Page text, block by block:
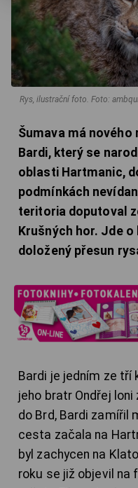
Rys, ilustrační foto. Foto:
Šumava má
Bardi, který se
oblasti Hartmanic,
podmínkách
teritoria doputoval
Krušných hor. Jde
doložený přesun
Bardi je jedním ze
jeho bratr Ondřej
do Brd, Bardi zamířil
cesta začala na
byl zachycen na
roku se již objevil